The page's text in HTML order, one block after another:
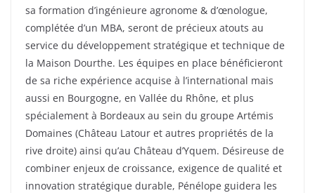
sa formation d’ingénieure agronome & d’œnologue,
complétée d’un MBA, seront de précieux atouts au
service du développement stratégique et technique de
la Maison Dourthe. Les équipes en place bénéficieront
de sa riche expérience acquise à l’international mais
aussi en Bourgogne, en Vallée du Rhône, et plus
spécialement à Bordeaux au sein du groupe Artémis
Domaines (Château Latour et autres propriétés de la
rive droite) ainsi qu’au Château d’Yquem. Désireuse de
combiner enjeux de croissance, exigence de qualité et
innovation stratégique durable, Pénélope guidera les